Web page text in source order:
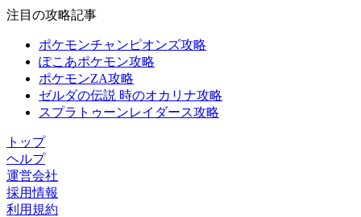
注目の攻略記事
ポケモンチャンピオンズ攻略
ぽこあポケモン攻略
ポケモンZA攻略
ゼルダの伝説 時のオカリナ攻略
スプラトゥーンレイダース攻略
トップ
ヘルプ
運営会社
採用情報
利用規約